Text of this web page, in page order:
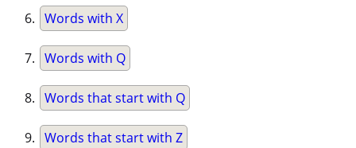
Words with X
Words with Q
Words that start with Q
Words that start with Z